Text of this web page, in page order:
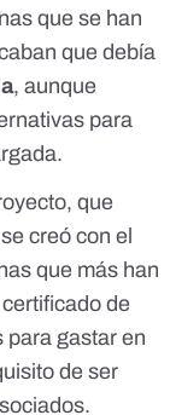
que se han
que debía
, aunque
para
que
creó con el
que más han
de
para gastar en
de ser